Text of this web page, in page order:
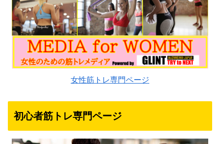
女性筋トレ専門ページ
初心者筋トレ専門ページ